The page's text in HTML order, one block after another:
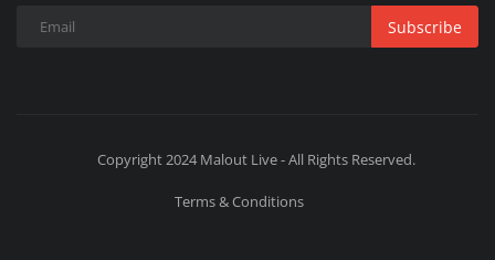
Subscribe
Copyright 2024 Malout Live - All Rights Reserved.
Terms & Conditions